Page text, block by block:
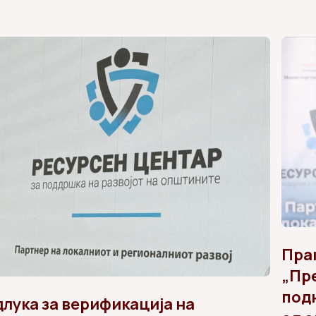
за верификација на